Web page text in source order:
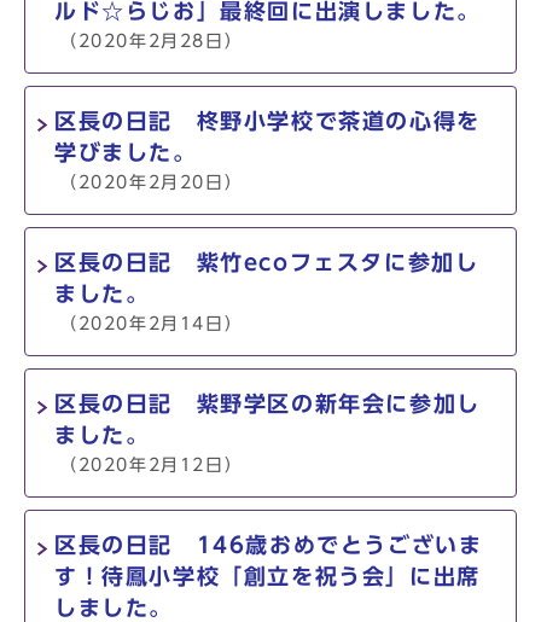
ルド☆らじお」最終回に出演しました。
（2020年2月28日）
区長の日記 柊野小学校で茶道の心得を
学びました。
（2020年2月20日）
区長の日記 紫竹ecoフェスタに参加し
ました。
（2020年2月14日）
区長の日記 紫野学区の新年会に参加し
ました。
（2020年2月12日）
区長の日記 146歳おめでとうございま
す！待鳳小学校「創立を祝う会」に出席
しました。